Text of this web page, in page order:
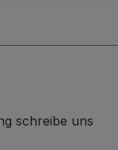
schreibe uns